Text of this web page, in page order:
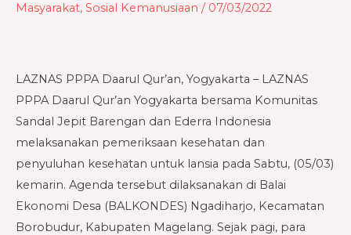
Masyarakat, Sosial Kemanusiaan / 07/03/2022
LAZNAS PPPA Daarul Qur’an, Yogyakarta – LAZNAS
PPPA Daarul Qur’an Yogyakarta bersama Komunitas
Sandal Jepit Barengan dan Ederra Indonesia
melaksanakan pemeriksaan kesehatan dan
penyuluhan kesehatan untuk lansia pada Sabtu, (05/03)
kemarin. Agenda tersebut dilaksanakan di Balai
Ekonomi Desa (BALKONDES) Ngadiharjo, Kecamatan
Borobudur, Kabupaten Magelang. Sejak pagi, para
Jepit
Pemerintah
Daerah,
Perbaiki
Kualitas
Kesehatan
Masyarakat
Lansia
Borobudur